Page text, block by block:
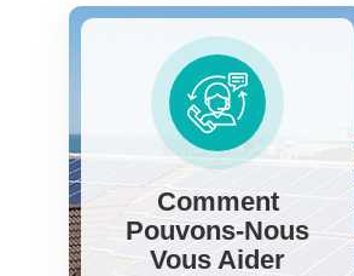
Comment
Pouvons-Nous
Vous Aider